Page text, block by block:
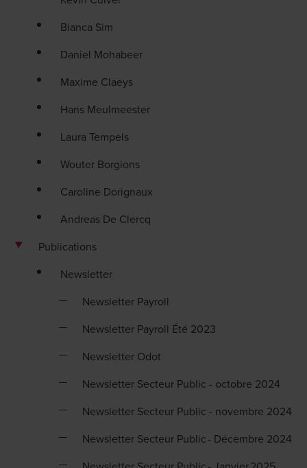
Bianca Sim
Daniel Mohabeer
Maxime Claeys
Hans Meulmeester
Laura Tempels
Wouter Borgions
Caroline Dorignaux
Andreas De Clercq
Publications
Newsletter
Newsletter Payroll
Newsletter Payroll Été 2023
Newsletter Odot
Newsletter Secteur Public - octobre 2024
Newsletter Secteur Public - novembre 2024
Newsletter Secteur Public - Décembre 2024